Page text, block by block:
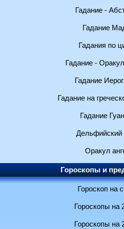
Гадание -
Гадание
Гадания по
Гадание -
Гадание
Гадание на
Гадание
Дельфийский
Оракул
Гороскопы и
Гороскоп на
Гороскопы на
Гороскопы на